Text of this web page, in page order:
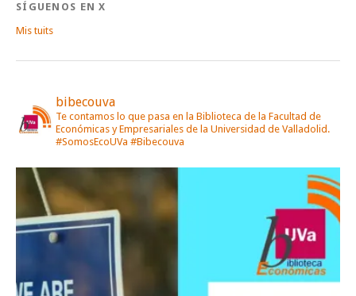
SÍGUENOS EN X
Mis tuits
bibecouva
Te contamos lo que pasa en la Biblioteca de la Facultad de
Económicas y Empresariales de la Universidad de Valladolid.
#SomosEcoUVa #Bibecouva